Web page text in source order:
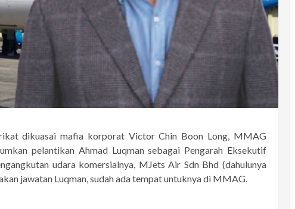
dikuasai mafia korporat Victor Chin Boon Long, MMAG
pelantikan Ahmad Luqman sebagai Pengarah Eksekutif
udara komersialnya, MJets Air Sdn Bhd (dahulunya
jawatan Luqman, sudah ada tempat untuknya di MMAG.